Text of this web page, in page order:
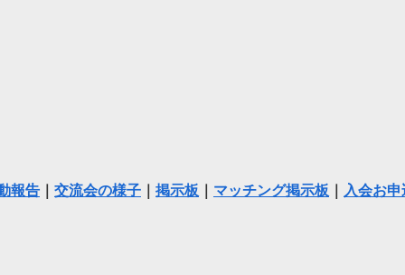
報告 交流会の様子 掲示板 マッチング掲示板 入会お